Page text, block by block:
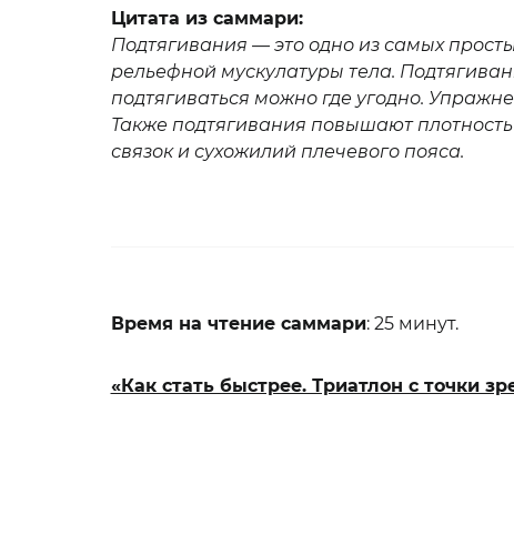
Цитата из саммари:
Подтягивания — это одно из самых
рельефной мускулатуры тела.
подтягиваться можно где угодно.
Также подтягивания повышают
связок и сухожилий плечевого пояса.
Время на чтение саммари: 25 минут.
«Как стать быстрее. Триатлон с точки